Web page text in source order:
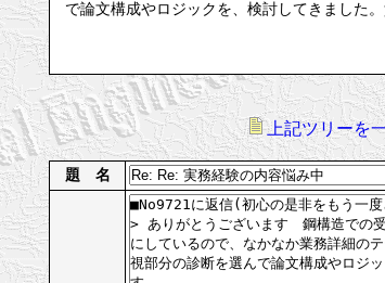
で論文構成やロジックを、検討してきました
上記ツリーを
題 名